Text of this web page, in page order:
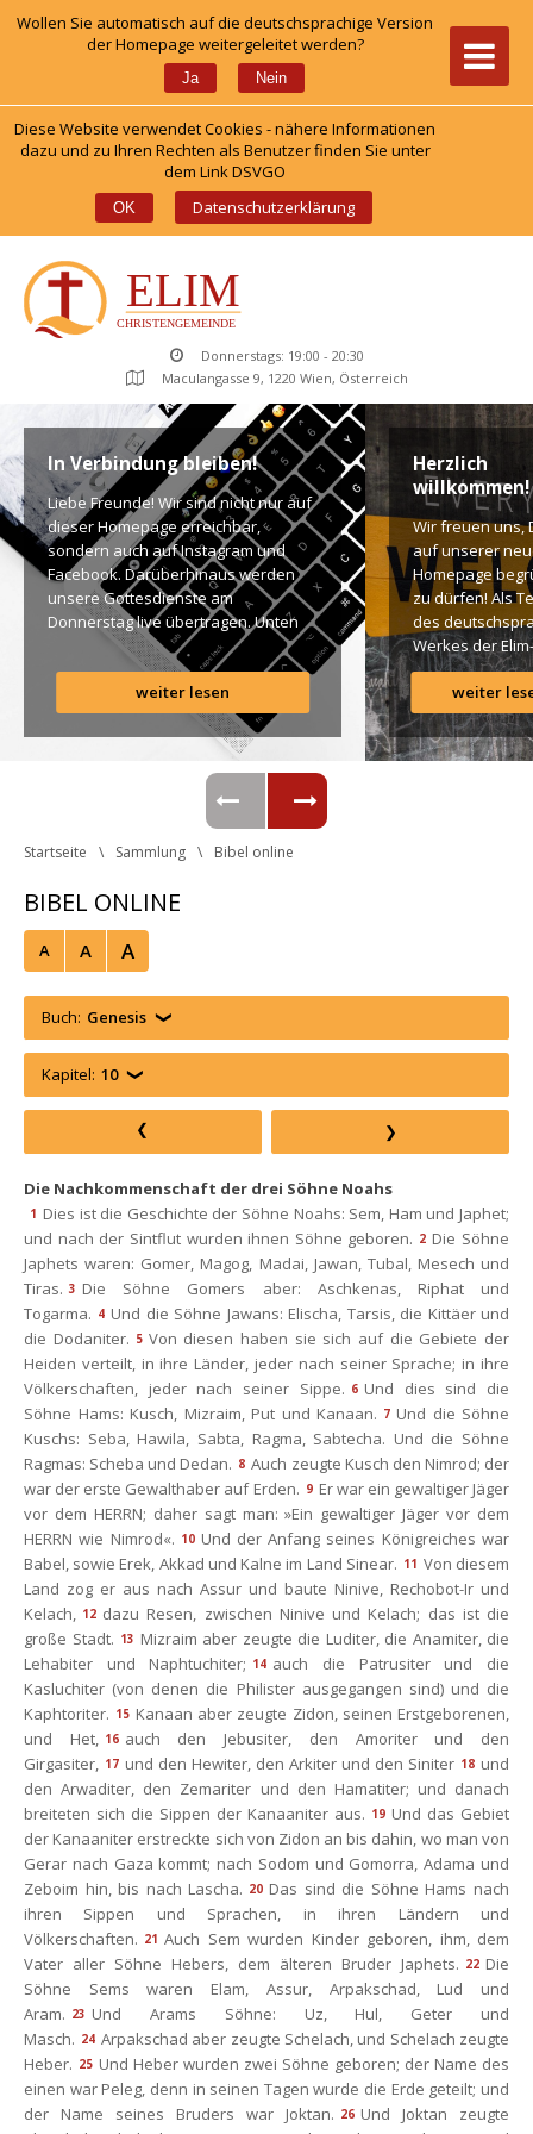
Wollen Sie automatisch auf die deutschsprachige Version
der Homepage weitergeleitet werden?
Ja Nein
Diese Website verwendet Cookies - nähere Informationen
dazu und zu Ihren Rechten als Benutzer finden Sie unter
dem Link DSVGO
OK Datenschutzerklärung
Donnerstags: 19:00 - 20:30
Maculangasse 9, 1220 Wien, Österreich
In Verbindung bleiben!
Liebe Freunde! Wir sind nicht nur auf
dieser Homepage erreichbar,
ondern auch auf Instagram und
Facebook. Darüberhinaus werden
unsere Gottesdienste am
Donnerstag live übertragen. Unten
findet Ihr dazu alle Links. Gottes
Segen! Live-Übertragung
Gottesdienst: http://ro.elim.at/live
Instagram: http://elim.wien
Facebook:
https://www.facebook.com/elimwien/
Photo by iabzd on Unsplash
weiter lesen
Herzlich
willkommen!
Wir freuen uns,
auf unserer
Homepage
zu dürfen! Als
des
Werkes der Elim-
Gemeinde ist
uns ein großes
Anliegen […]
weiter
Startseite Sammlung Bibel online
BIBEL ONLINE
A A A
Buch: Genesi
Kapitel: 10
Die Nachkommenschaft der drei Söhne Noah
1 Dies ist die Geschichte der Söhne Noahs: Sem, Ham und Japhet;
und nach der Sintflut wurden ihnen Söhne geboren. 2 Die Söhne
Japhets waren: Gomer, Magog, Madai, Jawan, Tubal, Mesech und
Tiras. 3 Die Söhne Gomers aber: Aschkenas, Riphat und
Togarma. 4 Und die Söhne Jawans: Elischa, Tarsis, die Kittäer und
die Dodaniter. 5 Von diesen haben sie sich auf die Gebiete der
Heiden verteilt, in ihre Länder, jeder nach seiner Sprache; in ihre
Völkerschaften, jeder nach seiner Sippe. 6 Und dies sind die
Söhne Hams: Kusch, Mizraim, Put und Kanaan. 7 Und die Söhne
Kuschs: Seba, Hawila, Sabta, Ragma, Sabtecha. Und die Söhne
Ragmas: Scheba und Dedan. 8 Auch zeugte Kusch den Nimrod; der
war der erste Gewalthaber auf Erden. 9 Er war ein gewaltiger Jäger
vor dem HERRN; daher sagt man: »Ein gewaltiger Jäger vor dem
HERRN wie Nimrod«. 10 Und der Anfang seines Königreiches war
Babel, sowie Erek, Akkad und Kalne im Land Sinear. 11 Von diesem
Land zog er aus nach Assur und baute Ninive, Rechobot-Ir und
Kelach, 12 dazu Resen, zwischen Ninive und Kelach; das ist die
große Stadt. 13 Mizraim aber zeugte die Luditer, die Anamiter, die
Lehabiter und Naphtuchiter; 14 auch die Patrusiter und die
Kasluchiter (von denen die Philister ausgegangen sind) und die
Kaphtoriter. 15 Kanaan aber zeugte Zidon, seinen Erstgeborenen,
und Het, 16 auch den Jebusiter, den Amoriter und den
Girgasiter, 17 und den Hewiter, den Arkiter und den Siniter 18 und
den Arwaditer, den Zemariter und den Hamatiter; und danach
breiteten sich die Sippen der Kanaaniter aus. 19 Und das Gebiet
der Kanaaniter erstreckte sich von Zidon an bis dahin, wo man von
Gerar nach Gaza kommt; nach Sodom und Gomorra, Adama und
Zeboim hin, bis nach Lascha. 20 Das sind die Söhne Hams nach
ihren Sippen und Sprachen, in ihren Ländern und
Völkerschaften. 21 Auch Sem wurden Kinder geboren, ihm, dem
Vater aller Söhne Hebers, dem älteren Bruder Japhets. 22 Die
Söhne Sems waren Elam, Assur, Arpakschad, Lud und
Aram. 23 Und Arams Söhne: Uz, Hul, Geter und
Masch. 24 Arpakschad aber zeugte Schelach, und Schelach zeugte
Heber. 25 Und Heber wurden zwei Söhne geboren; der Name des
einen war Peleg, denn in seinen Tagen wurde die Erde geteilt; und
der Name seines Bruders war Joktan. 26 Und Joktan zeugte